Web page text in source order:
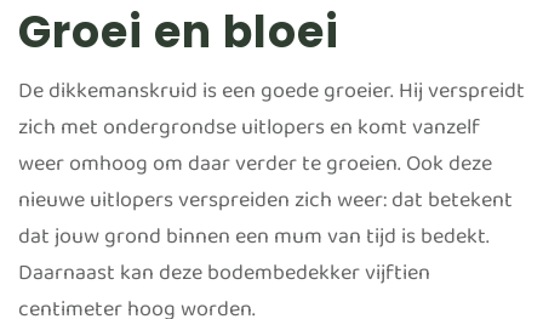
Groei en bloei
De dikkemanskruid is een goede groeier. Hij verspreidt
zich met ondergrondse uitlopers en komt vanzelf
weer omhoog om daar verder te groeien. Ook deze
nieuwe uitlopers verspreiden zich weer: dat betekent
dat jouw grond binnen een mum van tijd is bedekt.
Daarnaast kan deze bodembedekker vijftien